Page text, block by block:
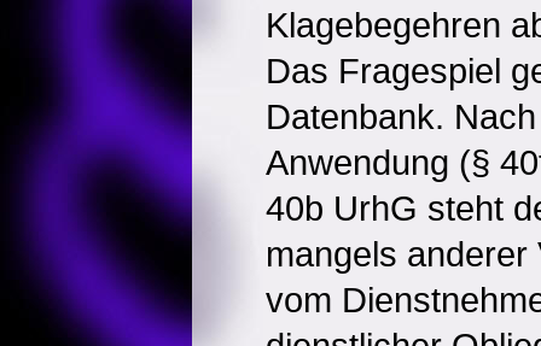
Klagebegehren
Das Fragespiel
Datenbank.
Anwendung (§
40b UrhG steht
mangels anderer
vom